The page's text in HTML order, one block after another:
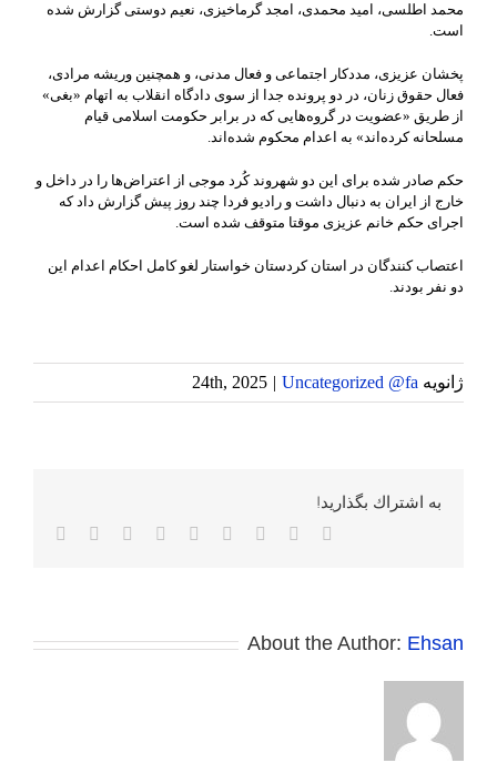
محمد اطلسی، امید محمدی، امجد گرماخیزی، نعیم دوستی گزارش شده
است.
پخشان عزیزی، مددکار اجتماعی و فعال مدنی، و همچنین وریشه مرادی،
فعال حقوق زنان، در دو پرونده جدا از سوی دادگاه انقلاب به اتهام «بغی»
از طریق «عضویت در گروه‌هایی که در برابر حکومت اسلامی قیام
مسلحانه کرده‌اند» به اعدام محکوم شده‌اند.
حکم صادر شده برای این دو شهروند کُرد موجی از اعتراض‌ها را در داخل و
خارج از ایران به دنبال داشت و رادیو فردا چند روز پیش گزارش داد که
اجرای حکم خانم عزیزی موقتا متوقف شده است.
اعتصاب کنندگان در استان کردستان خواستار لغو کامل احکام اعدام این
دو نفر بودند.
ژانویه 24th, 2025 | Uncategorized @fa
به اشتراك بگذاريد!
Facebook
Twitter
Reddit
LinkedIn
WhatsApp
Tumblr
Pinterest
About the Author: Ehsan